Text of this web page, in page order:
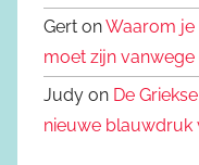
Gert onWaarom je
moet zijn vanwege
Judy on De
nieuwe blauwdruk